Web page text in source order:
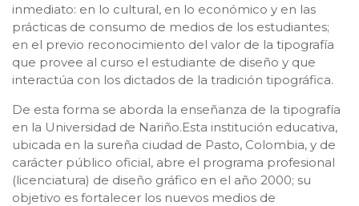
inmediato: en lo cultural, en lo económico y en las
prácticas de consumo de medios de los estudiantes;
en el previo reconocimiento del valor de la tipografía
que provee al curso el estudiante de diseño y que
interactúa con los dictados de la tradición tipográfica.
De esta forma se aborda la enseñanza de la tipografía
en la Universidad de Nariño.Esta institución educativa,
ubicada en la sureña ciudad de Pasto, Colombia, y de
carácter público oficial, abre el programa profesional
(licenciatura) de diseño gráfico en el año 2000; su
objetivo es fortalecer los nuevos medios de